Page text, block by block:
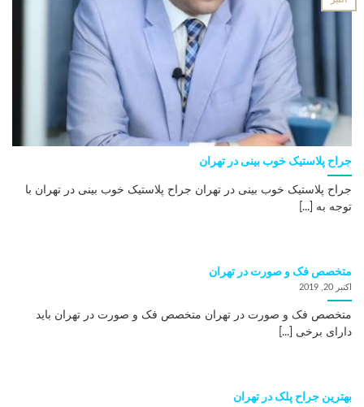
جراح پلاستیک خوب بینی در تهران
جراح پلاستیک خوب بینی در تهران جراح پلاستیک خوب بینی در تهران با
توجه به [...]
متخصص فک و صورت در تهران
اکتبر 20, 2019
متخصص فک و صورت در تهران متخصص فک و صورت در تهران باید
دارای برخی [...]
بهترین جراح پلک در تهران